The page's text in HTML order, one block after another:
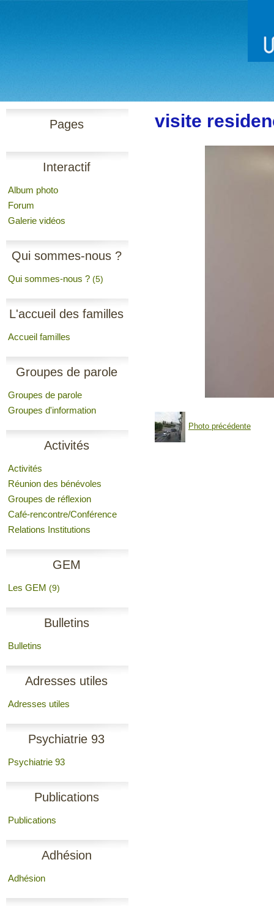
Pages
Interactif
Album photo
Forum
Galerie vidéos
Qui sommes-nous ?
Qui sommes-nous ? (5)
L'accueil des familles
Accueil familles
Groupes de parole
Groupes de parole
Groupes d'information
Activités
Activités
Réunion des bénévoles
Groupes de réflexion
Café-rencontre/Conférence
Relations Institutions
GEM
Les GEM (9)
Bulletins
Bulletins
Adresses utiles
Adresses utiles
Psychiatrie 93
Psychiatrie 93
Publications
Publications
Adhésion
Adhésion
visite
Photo précédente